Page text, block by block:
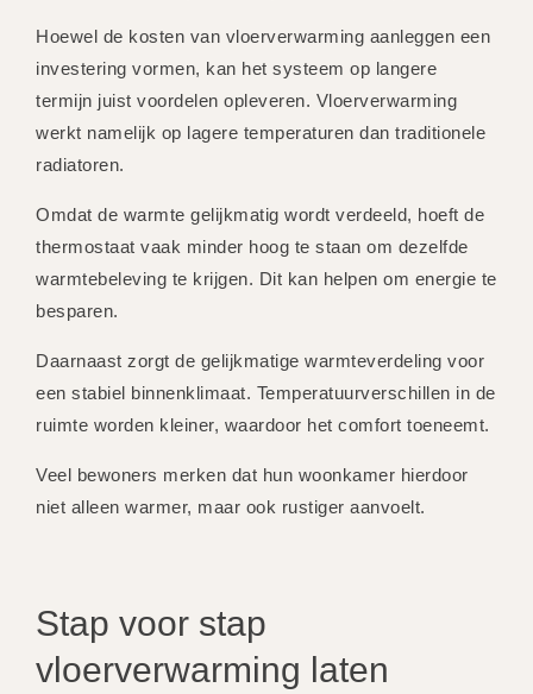
Hoewel de kosten van vloerverwarming aanleggen een
investering vormen, kan het systeem op langere
termijn juist voordelen opleveren. Vloerverwarming
werkt namelijk op lagere temperaturen dan traditionele
radiatoren.
Omdat de warmte gelijkmatig wordt verdeeld, hoeft de
thermostaat vaak minder hoog te staan om dezelfde
warmtebeleving te krijgen. Dit kan helpen om energie te
besparen.
Daarnaast zorgt de gelijkmatige warmteverdeling voor
een stabiel binnenklimaat. Temperatuurverschillen in de
ruimte worden kleiner, waardoor het comfort toeneemt.
Veel bewoners merken dat hun woonkamer hierdoor
niet alleen warmer, maar ook rustiger aanvoelt.
Stap voor stap
vloerverwarming laten